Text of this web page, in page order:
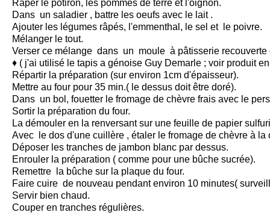
Râper le potiron, les pommes de terre et l'oignon.
Dans un saladier , battre les oeufs avec le lait .
Ajouter les légumes râpés, l'emmenthal, le sel et le poivre.
Mélanger le tout.
Verser ce mélange dans un moule à pâtisserie
♦ ( j'ai utilisé le tapis a génoise Guy Demarle ; voir produit
Répartir la préparation (sur environ 1cm d'épaisseur).
Mettre au four pour 35 min.( le dessus doit être doré).
Dans un bol, fouetter le fromage de chèvre frais avec le
Sortir la préparation du four.
La démouler en la renversant sur une feuille de papier
Avec le dos d'une cuillère , étaler le fromage de chèvre à la
Déposer les tranches de jambon blanc par dessus.
Enrouler la préparation ( comme pour une bûche sucrée).
Remettre la bûche sur la plaque du four.
Faire cuire de nouveau pendant environ 10 minutes(
Servir bien chaud.
Couper en tranches régulières.